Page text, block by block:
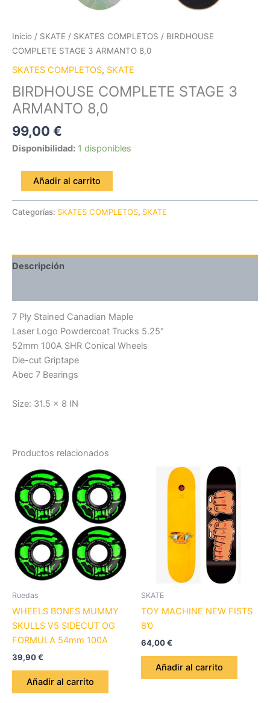
Inicio / SKATE / SKATES COMPLETOS / BIRDHOUSE
COMPLETE STAGE 3 ARMANTO 8,0
SKATES COMPLETOS, SKATE
BIRDHOUSE COMPLETE STAGE 3
ARMANTO 8,0
99,00 €
Disponibilidad: 1 disponibles
Añadir al carrito
Categorías: SKATES COMPLETOS, SKATE
Descripción
7 Ply Stained Canadian Maple
Laser Logo Powdercoat Trucks 5.25″
52mm 100A SHR Conical Wheels
Die-cut Griptape
Abec 7 Bearings
Size: 31.5 x 8 IN
Productos relacionados
Ruedas
WHEELS BONES MUMMY
SKULLS V5 SIDECUT OG
FORMULA 54mm 100A
39,90€
Añadir al carrito
SKATE
TOY MACHINE NEW FISTS
8’0
64,00€
Añadir al carrito